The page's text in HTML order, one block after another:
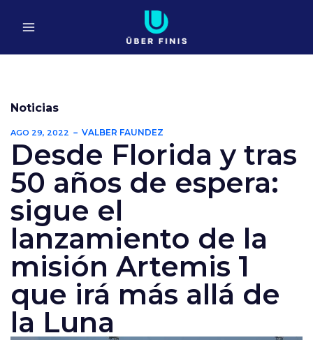
Noticias
AGO 29, 2022 VALBER FAUNDEZ
Desde Florida y tras
50 años de espera:
sigue el
lanzamiento de la
misión Artemis 1
que irá más allá de
la Luna